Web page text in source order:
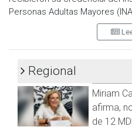
Personas Adultas Mayores
regional de Programas para el
Heredia, y de la directora
Desarrollo Integral de la
de este lunes en la zona este
La funcionaria, resaltó la
estatal, representados por el
Alejandro Ruiz Uribe, y por la
Regional
Miriam
afirma,
de 12